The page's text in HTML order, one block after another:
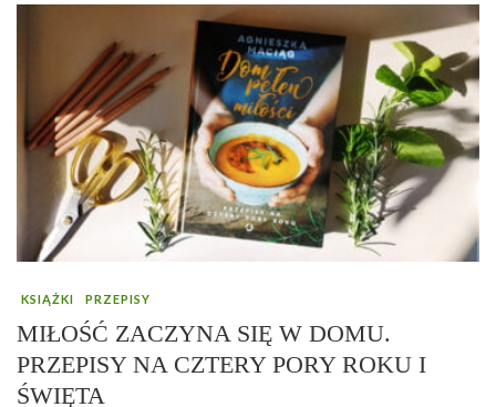
KSIĄŻKI PRZEPISY
MIŁOŚĆ ZACZYNA SIĘ W DOMU.
PRZEPISY NA CZTERY PORY ROKU I
ŚWIĘTA